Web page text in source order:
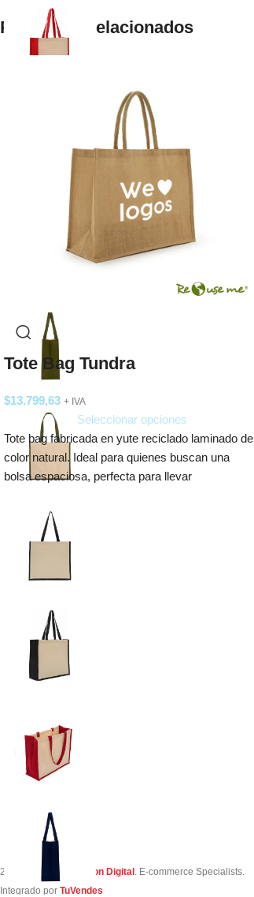
Productos relacionados
Tote Bag Tundra
$13.799,63 + IVA
Seleccionar opciones
Tote bag fabricada en yute reciclado laminado de
color natural. Ideal para quienes buscan una
bolsa espaciosa, perfecta para llevar
2023 Creado por Simon Digital . E-commerce Specialists.
Integrado por TuVendes